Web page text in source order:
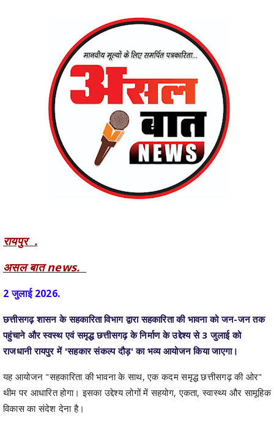
रायपुर .
असल बात news.
2 जुलाई 2026.
छत्तीसगढ़ शासन के सहकारिता विभाग द्वारा सहकारिता की भावना को जन-जन तक
पहुंचाने और स्वस्थ एवं समृद्ध छत्तीसगढ़ के निर्माण के उद्देश्य से 3 जुलाई को
राजधानी रायपुर में 'सहकार संकल्प दौड़' का भव्य आयोजन किया जाएगा।
यह आयोजन "सहकारिता की भावना के साथ, एक कदम समृद्ध छत्तीसगढ़ की ओर"
थीम पर आधारित होगा। इसका उद्देश्य लोगों में सहयोग, एकता, स्वास्थ्य और सामूहिक
विकास का संदेश देना है।